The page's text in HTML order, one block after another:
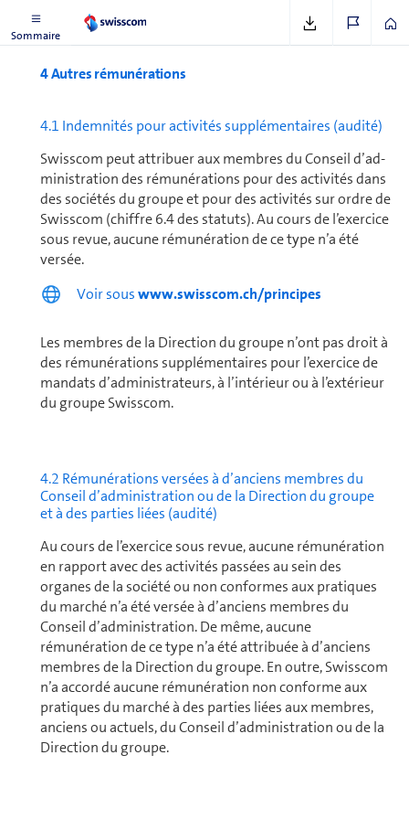
Sommaire
4 Autres ré­mu­né­ra­tions
4.1 Indemnités pour activités sup­plé­men­taires (audité)
Swisscom peut attribuer aux membres du Conseil d’ad­
mi­nis­tra­tion des ré­mu­né­ra­tions pour des activités dans
des sociétés du groupe et pour des activités sur ordre de
Swisscom (chiffre 6.4 des statuts). Au cours de l’exercice
sous revue, aucune rémunération de ce type n’a été
versée.
Voir souswww.swisscom.ch/principes
Les membres de la Direction du groupe n’ont pas droit à
des ré­mu­né­ra­tions sup­plé­men­taires pour l’exercice de
mandats d’ad­mi­nis­tra­teurs, à l’intérieur ou à l’extérieur
du groupe Swisscom.
4.2 Ré­mu­né­ra­tions versées à d’anciens membres du
Conseil d’ad­mi­nis­tra­tion ou de la Direction du groupe
et à des parties liées (audité)
Au cours de l’exercice sous revue, aucune rémunération
en rapport avec des activités passées au sein des
organes de la société ou non conformes aux pratiques
du marché n’a été versée à d’anciens membres du
Conseil d’ad­mi­nis­tra­tion. De même, aucune
rémunération de ce type n’a été attribuée à d’anciens
membres de la Direction du groupe. En outre, Swisscom
n’a accordé aucune rémunération non conforme aux
pratiques du marché à des parties liées aux membres,
anciens ou actuels, du Conseil d’ad­mi­nis­tra­tion ou de la
Direction du groupe.